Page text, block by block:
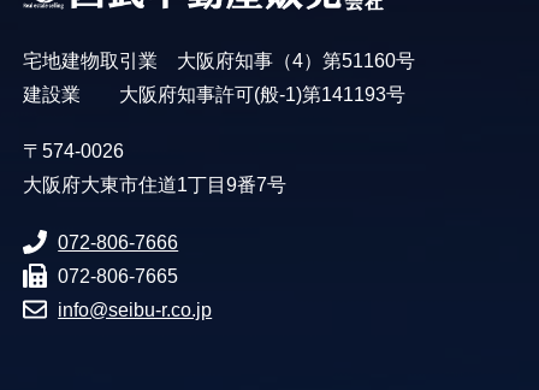
宅地建物取引業 大阪府知事（4）第51160号
建設業 大阪府知事許可(般-1)第141193号
〒574-0026
大阪府大東市住道1丁目9番7号
072-806-7666
072-806-7665
info@seibu-r.co.jp